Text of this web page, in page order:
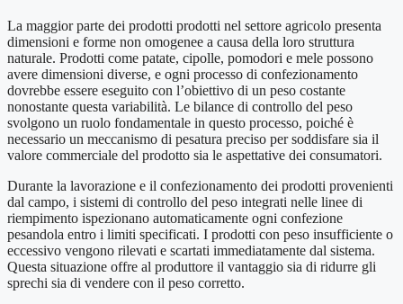
La maggior parte dei prodotti prodotti nel settore agricolo presenta
dimensioni e forme non omogenee a causa della loro struttura
naturale. Prodotti come patate, cipolle, pomodori e mele possono
avere dimensioni diverse, e ogni processo di confezionamento
dovrebbe essere eseguito con l’obiettivo di un peso costante
nonostante questa variabilità. Le bilance di controllo del peso
svolgono un ruolo fondamentale in questo processo, poiché è
necessario un meccanismo di pesatura preciso per soddisfare sia il
valore commerciale del prodotto sia le aspettative dei consumatori.
Durante la lavorazione e il confezionamento dei prodotti provenienti
dal campo, i sistemi di controllo del peso integrati nelle linee di
riempimento ispezionano automaticamente ogni confezione
pesandola entro i limiti specificati. I prodotti con peso insufficiente o
eccessivo vengono rilevati e scartati immediatamente dal sistema.
Questa situazione offre al produttore il vantaggio sia di ridurre gli
sprechi sia di vendere con il peso corretto.